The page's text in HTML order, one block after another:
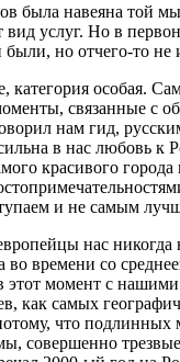
была навеяна той
вид услуг. Но в
но отчего-то
категория особая.
связанные с
нам гид,
в нас любовь
красивого
и не самым
нас
времени со
этот момент с
как самых
что
совершенно